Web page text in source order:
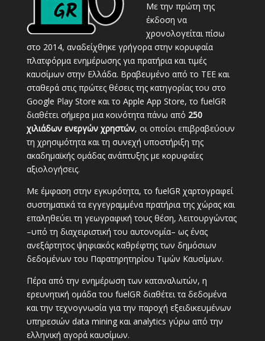
Με την πρώτη της
έκδοση να
χρονολογείται πίσω
στο 2014, αναδείχθηκε γρήγορα στην κορυφαία
πλατφόρμα ενημέρωσης για πρατήρια και τιμές
καυσίμων στην Ελλάδα. Βραβευμένο από το ΤΕΕ και
σταθερά στις πρώτες θέσεις της κατηγορίας του στο
Google Play Store και το Apple App Store, το fuelGR
διαθέτει σήμερα μια κοινότητα πάνω από 250
χιλιάδων ενεργών χρηστών, οι οποίοι επιβραβεύουν
τη χρησιμότητα και τη συνεχή υποστήριξη της
ακαδημαϊκής ομάδας ανάπτυξης με κορυφαίες
αξιολογήσεις.
Με έμφαση στην εγκυρότητα, το fuelGR χαρτογραφεί
συστηματικά τα εγγεγραμμένα πρατήρια της χώρας και
επαληθεύει τη γεωγραφική τους θέση, λειτουργώντας
–υπό τη διαχειριστική του αυτονομία– ως ένας
ανεξάρτητος ψηφιακός καθρέφτης των δημόσιων
δεδομένων του Παρατηρητηρίου Τιμών Καυσίμων.
Πέρα από την ενημέρωση των καταναλωτών, η
ερευνητική ομάδα του fuelGR διαθέτει τα δεδομένα
και την τεχνογνωσία για την παροχή εξειδικευμένων
υπηρεσιών data mining και analytics γύρω από την
ελληνική αγορά καυσίμων.